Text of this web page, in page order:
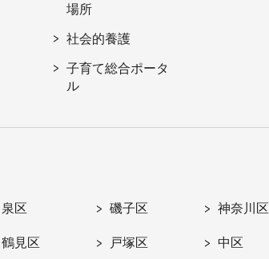
場所
社会的養護
子育て総合ポータ
ル
泉区 磯子区 神奈川区
鶴見区 戸塚区 中区